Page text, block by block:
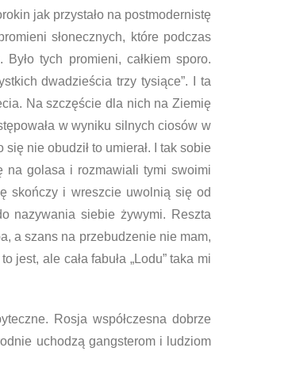
jak przystało na postmodernistę
słonecznych, które podczas
tych promieni, całkiem sporo.
dwadzieścia trzy tysiące”. I ta
Na szczęście dla nich na Ziemię
w wyniku silnych ciosów w
nie obudził to umierał. I tak sobie
na golasa i rozmawiali tymi swoimi
skończy i wreszcie uwolnią się od
nazywania siebie żywymi. Reszta
a szans na przebudzenie nie mam,
jest, ale cała fabuła „Lodu” taka mi
Rosja współczesna dobrze
uchodzą gangsterom i ludziom